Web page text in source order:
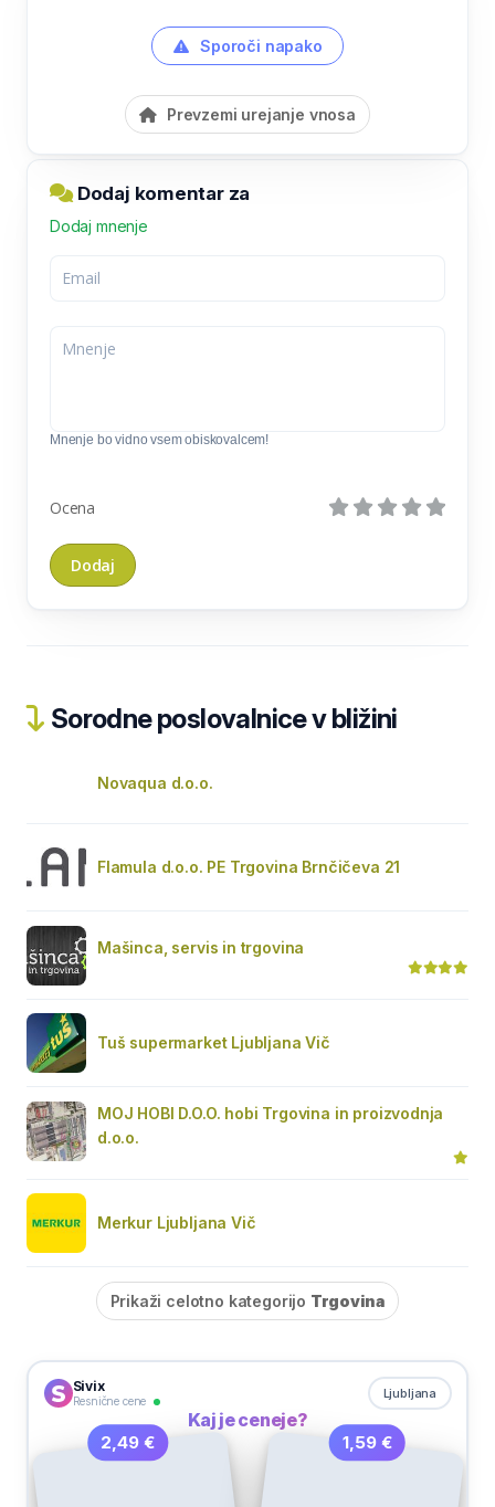
Sporoči napako
Prevzemi urejanje vnosa
Dodaj komentar za
Dodaj mnenje
Mnenje bo vidno vsem obiskovalcem!
Ocena
Sorodne poslovalnice v bližini
Novaqua d.o.o.
Flamula d.o.o. PE Trgovina Brnčičeva 21
Mašinca, servis in trgovina
Tuš supermarket Ljubljana Vič
MOJ HOBI D.O.O. hobi Trgovina in proizvodnja
d.o.o.
Merkur Ljubljana Vič
Prikaži celotno kategorijo Trgovina
Sivix
Resnične cene
Ljubljana
Kaj je ceneje?
2,49 € 1,59 €